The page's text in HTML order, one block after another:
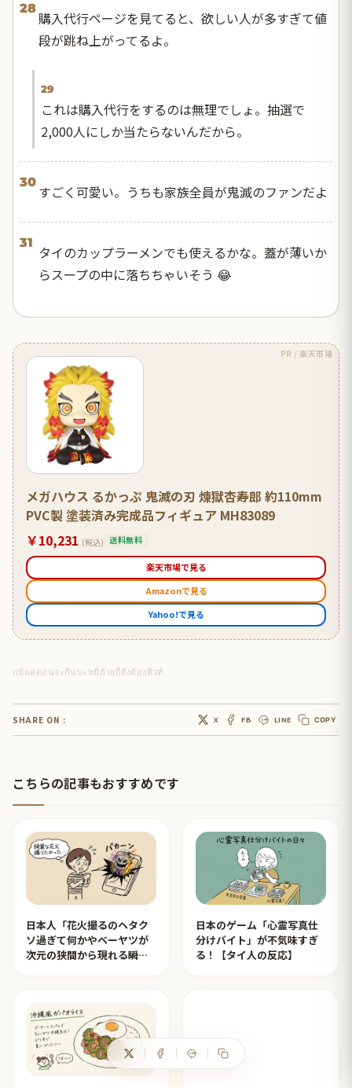
28
購入代行ページを見てると、欲しい人が多すぎて値
段が跳ね上がってるよ。
29
これは購入代行をするのは無理でしょ。抽選で
2,000人にしか当たらないんだから。
30
すごく可愛い。うちも家族全員が鬼滅のファンだよ
31
タイのカップラーメンでも使えるかな。蓋が薄いか
らスープの中に落ちちゃいそう 😂
PR / 楽天市場
メガハウス るかっぷ 鬼滅の刃 煉獄杏寿郎 約110mm
PVC製 塗装済み完成品フィギュア MH83089
￥10,231 (税込) 送料無料
楽天市場で見る
Amazonで見る
Yahoo!で見る
แม้แต่ตอนจะกินบะหมี่ถ้วยก็ยังต้องคิวท์
SHARE ON : X FB LINE COPY
こちらの記事もおすすめです
日本人「花火撮るのヘタク
ソ過ぎて何かやベーヤツが
次元の狭間から現れる瞬間
日本のゲーム「心霊写真仕
分けバイト」が不気味すぎ
る！【タイ人の反応】